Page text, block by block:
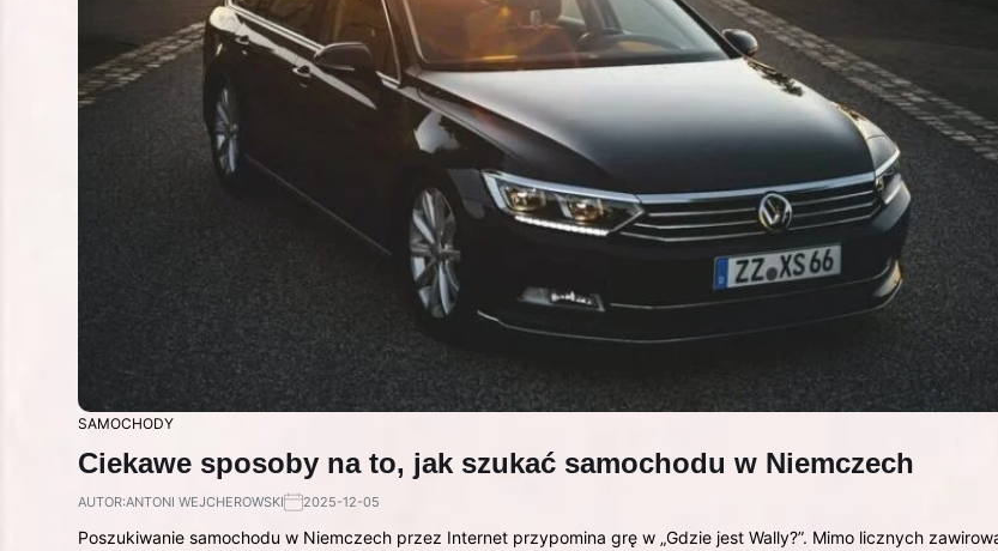
SAMOCHODY
Ciekawe sposoby na to, jak szukać samochodu w Niemczech
AUTOR:ANTONI WEJCHEROWSKI 2025-12-05
Poszukiwanie samochodu w Niemczech przez Internet przypomina grę w „Gdzie jest Wally?”. Mimo licznych